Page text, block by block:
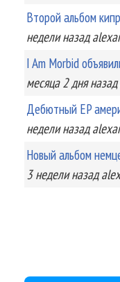
Второй альбом
неделиназад
I Am Morbid
месяца 2 дняназад
Дебютный EP
неделиназад
Новый альбом
3 неделиназад